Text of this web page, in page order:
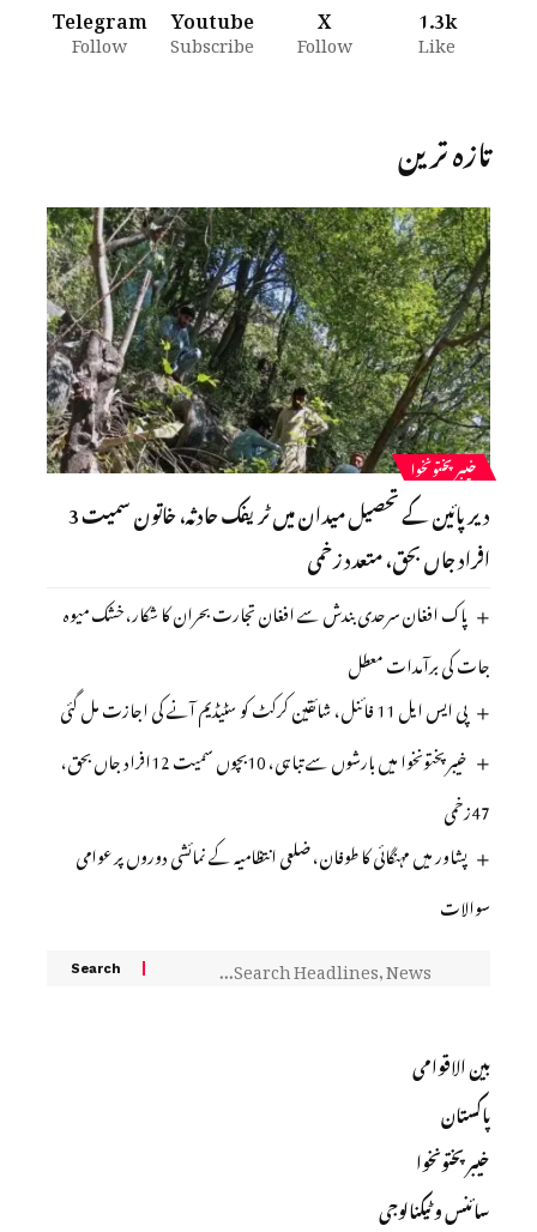
1.3k
Like
X
Follow
Youtube
Subscribe
Telegram
Follow
تازہ ترین
خیبرپختونخوا
دیر پائین کے تحصیل میدان میں ٹریفک حادثہ، خاتون سمیت 3
افراد جاں بحق، متعدد زخمی
پاک افغان سرحدی بندش سے افغان تجارت بحران کا شکار، خشک میوہ
جات کی برآمدات معطل
پی ایس ایل 11 فائنل، شائقین کرکٹ کو سٹیڈیم آنے کی اجازت مل گئی
خیبرپختونخوا میں بارشوں سے تباہی، 10بچوں سمیت 12افراد جاں بحق،
47زخمی
پشاور میں مہنگائی کا طوفان، ضلعی انتظامیہ کے نمائشی دوروں پر عوامی
سوالات
بین الاقوامی
پاکستان
خیبرپختونخوا
سائنس و ٹیکنالوجی